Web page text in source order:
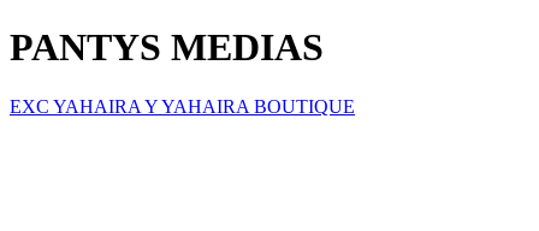
PANTYS MEDIAS
EXC YAHAIRA Y YAHAIRA BOUTIQUE